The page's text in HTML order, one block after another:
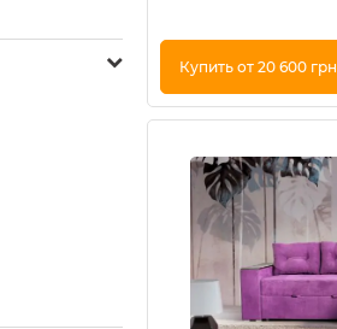
Купить от 20 600 грн
Купить в 1 клик